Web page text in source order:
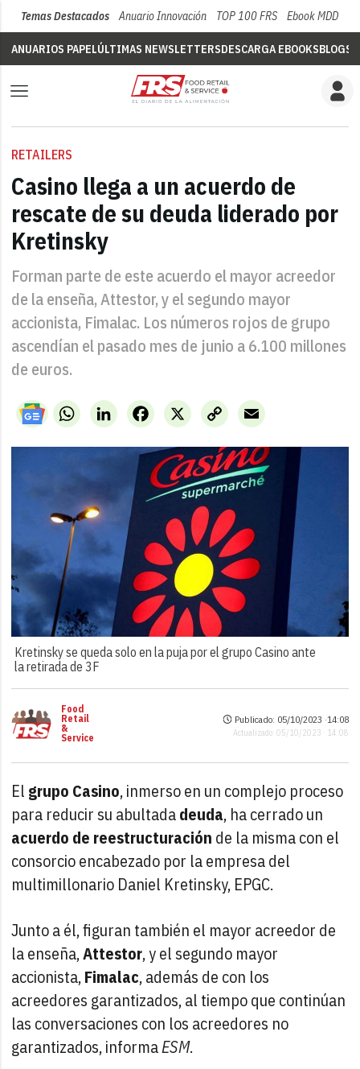
Temas Destacados Anuario Innovación TOP 100 FRS Ebook MDD
ANUARIOS PAPELÚLTIMAS NEWSLETTERSDESCARGA EBOOKSBLOGS
RETAILERS
Casino llega a un acuerdo de
rescate de su deuda liderado por
Kretinsky
Forman parte de este acuerdo el mayor acreedor
de la enseña, Attestor, y el segundo mayor
accionista, Fimalac. Los números rojos de grupo
ascendían el pasado mes de junio a 6.100 millones
de euros.
WhatsAppLinkedIn X
Facebook
Copy
Link
Email
Kretinsky se queda solo en la puja por el grupo Casino ante
la retirada de 3F
Food
Retail
&
Service
Publicado: 05/10/2023 ·14:08
Actualizado: 05/10/2023 · 14:08
El grupo Casino, inmerso en un complejo proceso
para reducir su abultadadeuda, ha cerrado un
acuerdo de reestructuración de la misma con el
consorcio encabezado por la empresa del
multimillonario Daniel Kretinsky, EPGC.
Junto a él, figuran también el mayor acreedor de
la enseña,Attestor, y el segundo mayor
accionista,Fimalac, además de con los
acreedores garantizados, al tiempo que continúan
las conversaciones con los acreedores no
garantizados, informaESM.